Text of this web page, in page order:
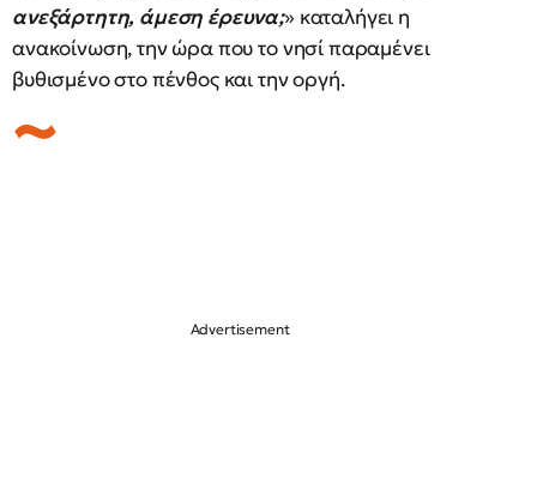
ανεξάρτητη, άμεση έρευνα;» καταλήγει η
ανακοίνωση, την ώρα που το νησί παραμένει
βυθισμένο στο πένθος και την οργή.